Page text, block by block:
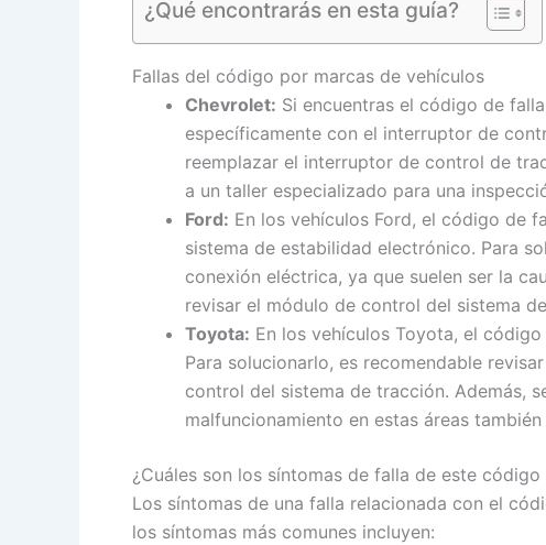
¿Qué encontrarás en esta guía?
Fallas del código por marcas de vehículos
Chevrolet: Si encuentras el código de
específicamente con el interruptor de
reemplazar el interruptor de control de
a un taller especializado para una
Ford: En los vehículos Ford, el código de
sistema de estabilidad electrónico. Para
conexión eléctrica, ya que suelen ser la
revisar el módulo de control del sistema
Toyota: En los vehículos Toyota, el
Para solucionarlo, es recomendable
control del sistema de tracción. Además,
malfuncionamiento en estas áreas
¿Cuáles son los síntomas de falla de este código
Los síntomas de una falla relacionada con el
los síntomas más comunes incluyen: